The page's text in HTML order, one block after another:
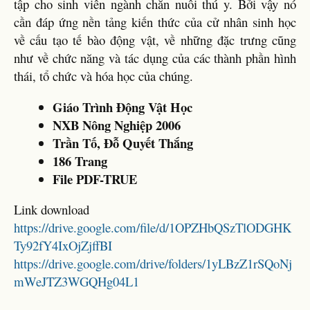
tập cho sinh viên ngành chăn nuôi thú y. Bởi vậy nó
cần đáp ứng nền tảng kiến thức của cử nhân sinh học
về cấu tạo tế bào động vật, về những đặc trưng cũng
như về chức năng và tác dụng của các thành phần hình
thái, tổ chức và hóa học của chúng.
Giáo Trình Động Vật Học
NXB Nông Nghiệp 2006
Trần Tố, Đỗ Quyết Thắng
186 Trang
File PDF-TRUE
Link download
https://drive.google.com/file/d/1OPZHbQSzTlODGHK
Ty92fY4IxOjZjffBI
https://drive.google.com/drive/folders/1yLBzZ1rSQoNj
mWeJTZ3WGQHg04L1